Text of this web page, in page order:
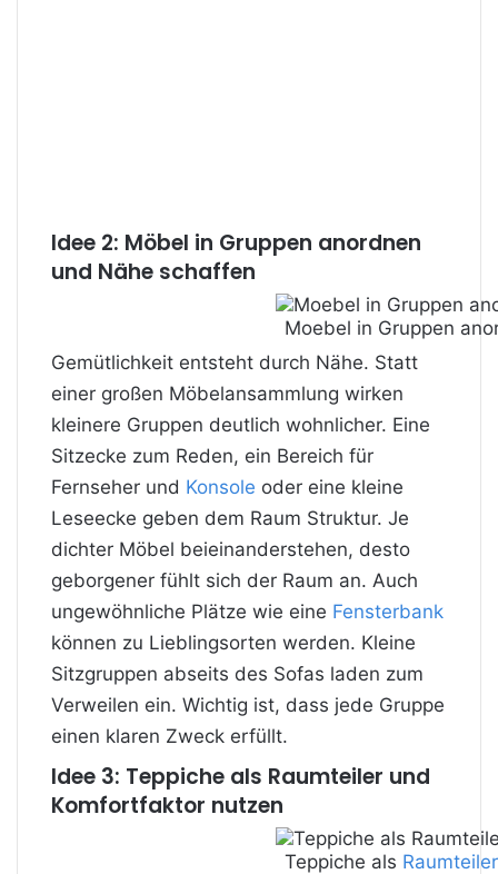
Idee 2: Möbel in Gruppen anordnen
und Nähe schaffen
Moebel in Gruppen
Gemütlichkeit entsteht durch Nähe. Statt
einer großen Möbelansammlung wirken
kleinere Gruppen deutlich wohnlicher. Eine
Sitzecke zum Reden, ein Bereich für
Fernseher und Konsole oder eine kleine
Leseecke geben dem Raum Struktur. Je
dichter Möbel beieinanderstehen, desto
geborgener fühlt sich der Raum an. Auch
ungewöhnliche Plätze wie eine Fensterbank
können zu Lieblingsorten werden. Kleine
Sitzgruppen abseits des Sofas laden zum
Verweilen ein. Wichtig ist, dass jede Gruppe
einen klaren Zweck erfüllt.
Idee 3: Teppiche als Raumteiler und
Komfortfaktor nutzen
Teppiche als Raumteiler